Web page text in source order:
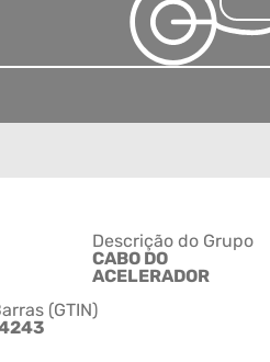
Descrição do Grupo
CABO DO
ACELERADOR
(GTIN)